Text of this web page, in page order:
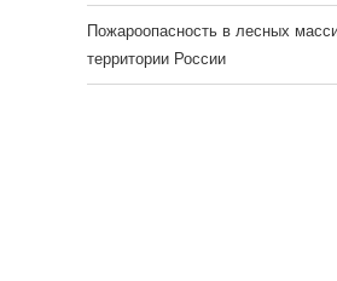
Пожароопасность в лесных
территории России